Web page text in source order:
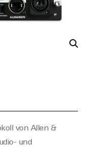
von Allen &
und